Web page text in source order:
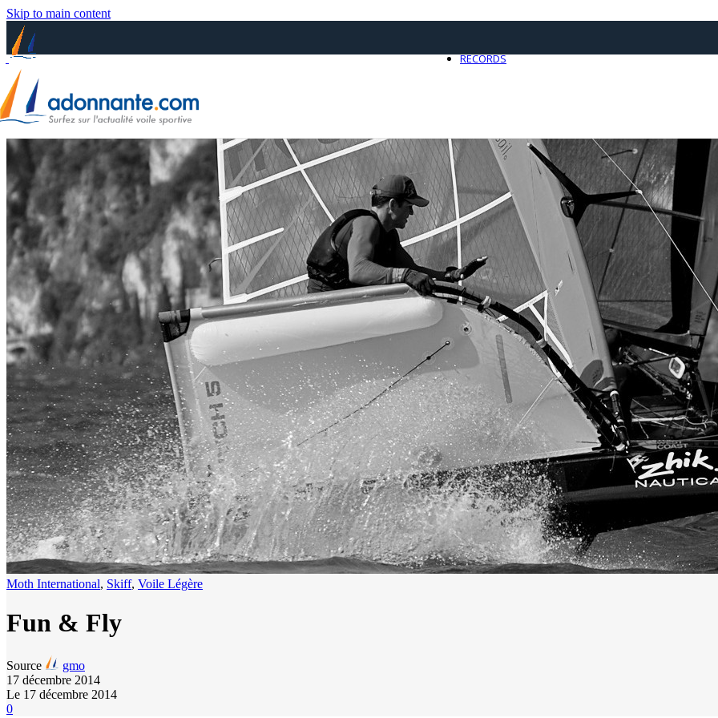
Skip to main content
0
RECORDS
05Mai
Classe Ultim 32/23,Records Trophée Jules Verne
Un nouveau Maxi Edmond de
Moth International, Skiff, Voile Légère
Fun & Fly
Source
gmo
17 décembre 2014
Le 17 décembre 2014
0